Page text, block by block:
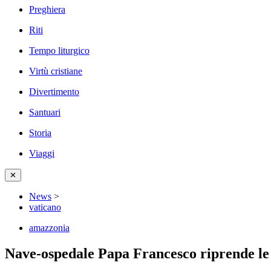
Preghiera
Riti
Tempo liturgico
Virtù cristiane
Divertimento
Santuari
Storia
Viaggi
✕
News >
vaticano
amazzonia
Nave-ospedale Papa Francesco riprende